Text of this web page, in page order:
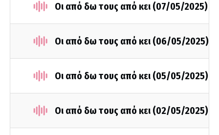
Οι από δω τους από κει (07/05/2025)
Οι από δω τους από κει (06/05/2025)
Οι από δω τους από κει (05/05/2025)
Οι από δω τους από κει (02/05/2025)